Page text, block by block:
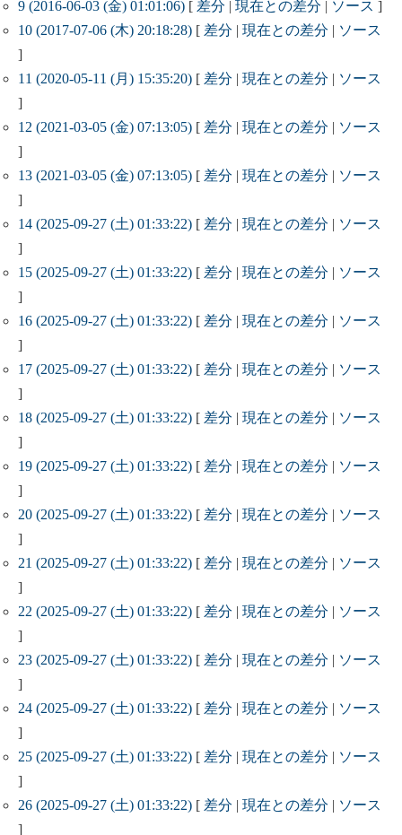
9 (2016-06-03 (金) 01:01:06) [ 差分 | 現在との差分 | ソース ]
10 (2017-07-06 (木) 20:18:28) [ 差分 | 現在との差分 | ソース
]
11 (2020-05-11 (月) 15:35:20) [ 差分 | 現在との差分 | ソース
]
12 (2021-03-05 (金) 07:13:05) [ 差分 | 現在との差分 | ソース
]
13 (2021-03-05 (金) 07:13:05) [ 差分 | 現在との差分 | ソース
]
14 (2025-09-27 (土) 01:33:22) [ 差分 | 現在との差分 | ソース
]
15 (2025-09-27 (土) 01:33:22) [ 差分 | 現在との差分 | ソース
]
16 (2025-09-27 (土) 01:33:22) [ 差分 | 現在との差分 | ソース
]
17 (2025-09-27 (土) 01:33:22) [ 差分 | 現在との差分 | ソース
]
18 (2025-09-27 (土) 01:33:22) [ 差分 | 現在との差分 | ソース
]
19 (2025-09-27 (土) 01:33:22) [ 差分 | 現在との差分 | ソース
]
20 (2025-09-27 (土) 01:33:22) [ 差分 | 現在との差分 | ソース
]
21 (2025-09-27 (土) 01:33:22) [ 差分 | 現在との差分 | ソース
]
22 (2025-09-27 (土) 01:33:22) [ 差分 | 現在との差分 | ソース
]
23 (2025-09-27 (土) 01:33:22) [ 差分 | 現在との差分 | ソース
]
24 (2025-09-27 (土) 01:33:22) [ 差分 | 現在との差分 | ソース
]
25 (2025-09-27 (土) 01:33:22) [ 差分 | 現在との差分 | ソース
]
26 (2025-09-27 (土) 01:33:22) [ 差分 | 現在との差分 | ソース
]